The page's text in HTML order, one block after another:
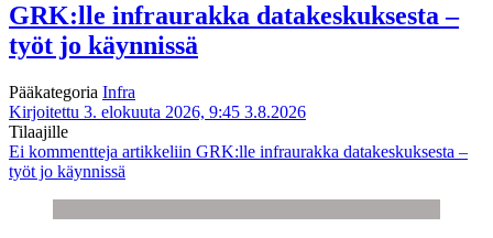
GRK:lle infraurakka datakeskuksesta –
työt jo käynnissä
Pääkategoria Infra
Kirjoitettu 3. elokuuta 2026, 9:45 3.8.2026
Tilaajille
Ei kommentteja artikkeliin GRK:lle infraurakka datakeskuksesta –
työt jo käynnissä